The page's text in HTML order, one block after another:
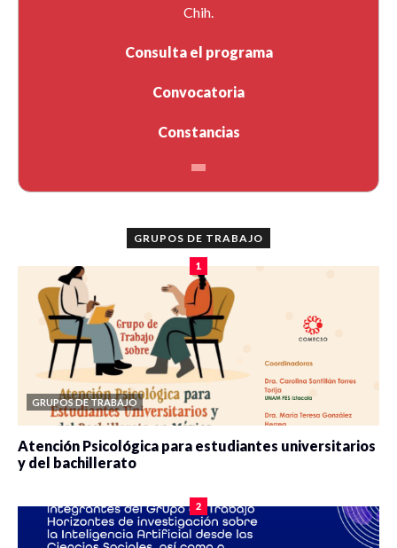
Chih.
Consulta el programa
Convocatoria
Constancias
GRUPOS DE TRABAJO
1
GRUPOS DE TRABAJO
Atención Psicológica para estudiantes universitarios
y del bachillerato
2